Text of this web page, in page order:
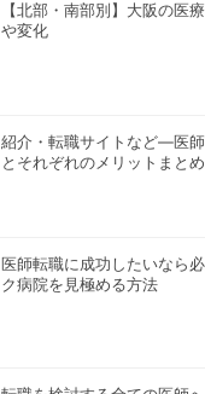
【北部・南部別】大阪の医
や変化
紹介・転職サイトなど―医
とそれぞれのメリットまとめ
医師転職に成功したいなら
ク病院を見極める方法